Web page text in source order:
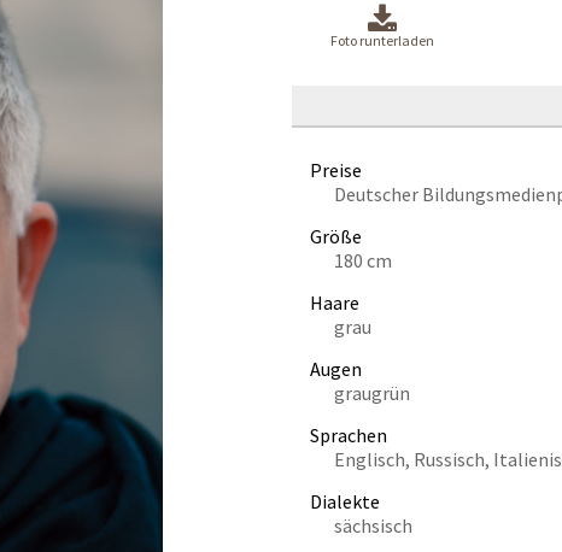
Foto runterladen
Preise
Deutscher
Größe
180 cm
Haare
grau
Augen
graugrün
Sprachen
Englisch, Russisch,
Dialekte
sächsisch